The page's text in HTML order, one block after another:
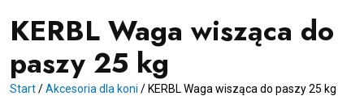
KERBL Waga wisząca do
paszy 25 kg
Start/Akcesoria dla koni / KERBL Waga wisząca do paszy 25 kg